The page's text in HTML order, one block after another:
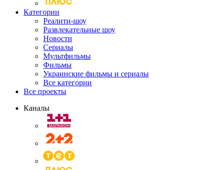
Категории
Реалити-шоу
Развлекательные шоу
Новости
Сериалы
Мультфильмы
Фильмы
Украинские фильмы и сериалы
Все категории
Все проекты
Каналы